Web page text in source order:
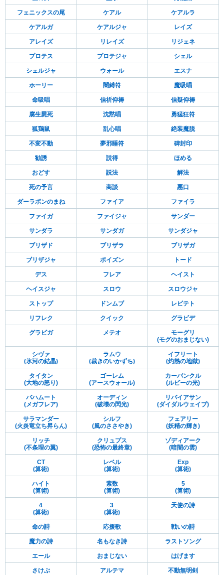
フェニックスの尾 ケアル ケアルラ
ケアルガ ケアルジャ レイズ
アレイズ リレイズ リジェネ
プロテス プロテジャ シェル
シェルジャ ウォール エスナ
ホーリー 闇縛符 魔吸唱
命吸唱 信祈仰祷 信疑仰祷
腐生屍死 沈黙唱 勇猛狂符
狐鶏鼠 乱心唱 絶装魔脱
不変不動 夢邪睡符 碑封印
勧誘 説得 ほめる
おどす 説法 解法
死の予言 商談 悪口
ダーラボンのまね ファイア ファイラ
ファイガ ファイジャ サンダー
サンダラ サンダガ サンダジャ
ブリザド ブリザラ ブリザガ
ブリザジャ ポイズン トード
デス フレア ヘイスト
ヘイスジャ スロウ スロウジャ
ストップ ドンムブ レビテト
リフレク クイック グラビデ
グラビガ メテオ
モーグリ
(モグのおまじない)
シヴァ
(氷河の結晶)
ラムウ
(裁きのいかずち)
イフリート
(灼熱の地獄)
タイタン
(大地の怒り)
ゴーレム
(アースウォール)
カーバンクル
(ルビーの光)
バハムート
(メガフレア)
オーディン
(破壊の閃光)
リバイアサン
(ダイダルウェイブ)
サラマンダー
(火炎竜立ち昇らん)
シルフ
(風のささやき)
フェアリー
(妖精の輝き)
リッチ
(不条理の翼)
クリュプス
(恐怖の最終章)
ゾディアーク
(暗闇の雲)
CT
(算術)
レベル
(算術)
Exp
(算術)
ハイト
(算術)
素数
(算術)
5
(算術)
4
(算術)
3
(算術)
天使の詩
命の詩 応援歌 戦いの詩
魔力の詩 名もなき詩 ラストソング
エール おまじない はげます
さけぶ アルテマ 不動無明剣